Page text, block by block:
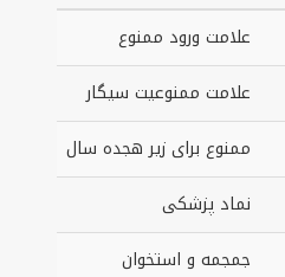
علامت ورود ممنوع
علامت ممنوعیت سیگار
ممنوع برای زیر هجده سال
نماد پزشکی
جمجمه و استخوان